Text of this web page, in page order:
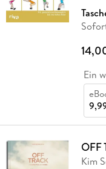
Ein
OFF
Kim